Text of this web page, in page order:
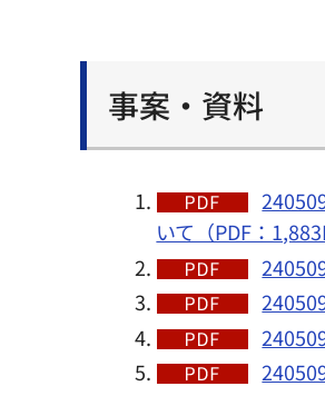
事案・資料
いて（PDF：